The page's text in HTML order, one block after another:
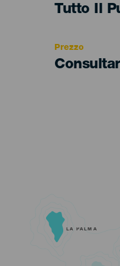
Edad
Tutto Il
Prezzo
LA PALMA